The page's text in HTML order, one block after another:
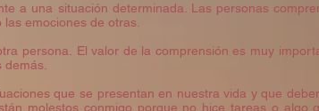
a una situación determinada. Las personas
emociones de otras.
persona. El valor de la comprensión es muy
que se presentan en nuestra vida y que
molestos conmigo porque no hice tareas o algo